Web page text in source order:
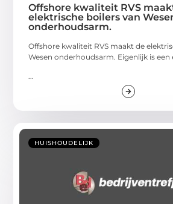
Offshore kwaliteit RVS
elektrische boilers van
onderhoudsarm.
Offshore kwaliteit RVS maakt de
Wesen onderhoudsarm. Eigenlijk is
...
HUISHOUDELIJK